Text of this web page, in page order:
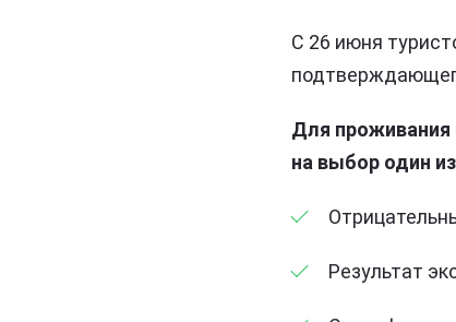
С 26 июня
Для проживания
на выбор один
Результат